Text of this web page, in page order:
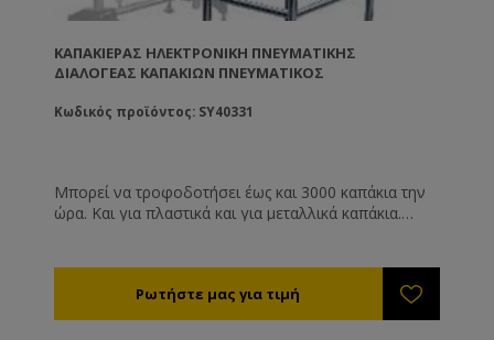
ΚΑΠΑΚΙΈΡΑΣ ΗΛΕΚΤΡΟΝΙΚΉ ΠΝΕΥΜΑΤΙΚΉΣ
ΔΙΑΛΟΓΈΑΣ ΚΑΠΑΚΙΏΝ ΠΝΕΥΜΑΤΙΚΌΣ
Κωδικός προϊόντος: SY40331
Μπορεί να τροφοδοτήσει έως και 3000 καπάκια την
ώρα. Και για πλαστικά και για μεταλλικά καπάκια.